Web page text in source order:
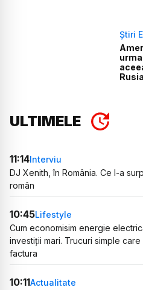
Știri
urma
ULTIMELE
11:14Interviu
DJ Xenith, în România. Ce l-a
român
10:45Lifestyle
Cum economisim energie
investiții mari. Trucuri simple
factura
10:11Actualitate